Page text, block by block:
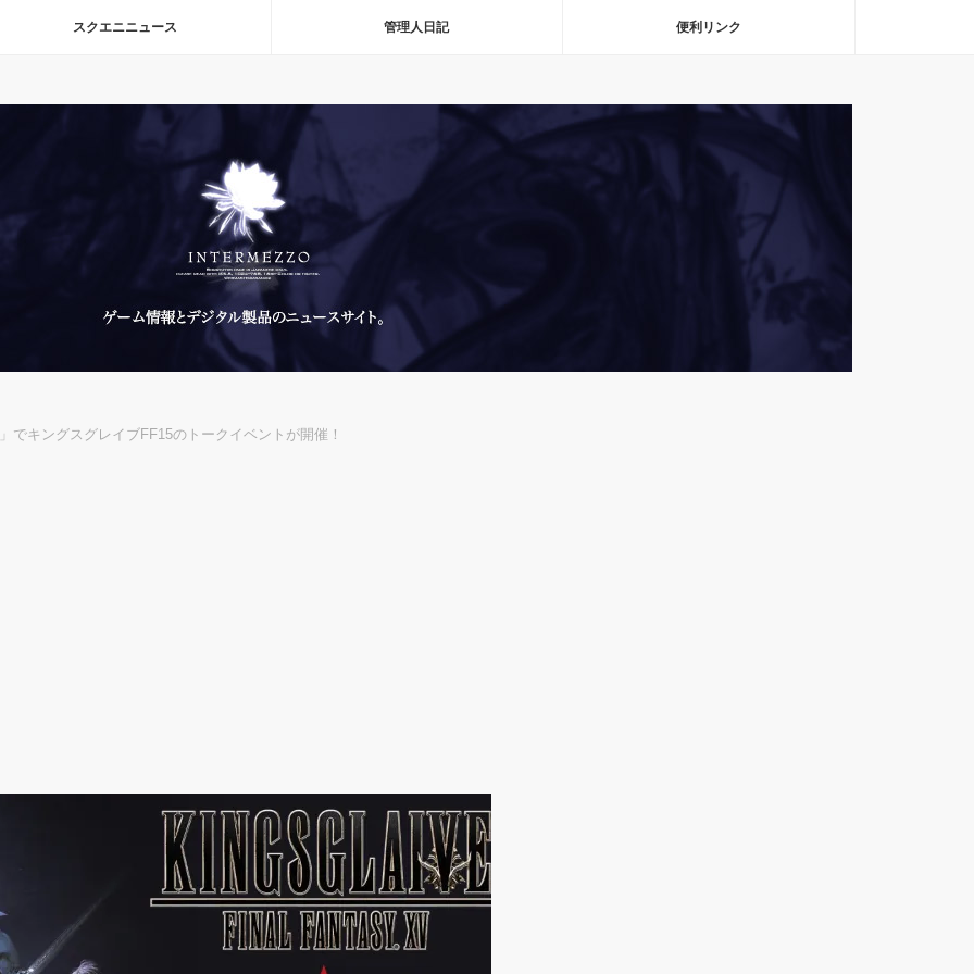
スクエニニュース 管理人日記 便利リンク
でキングスグレイブFF15のトークイベントが開催！